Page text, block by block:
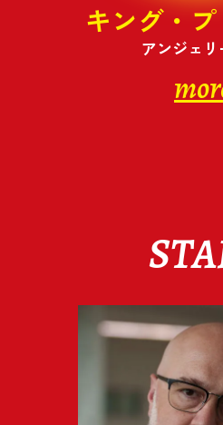
キング・
アンジェ